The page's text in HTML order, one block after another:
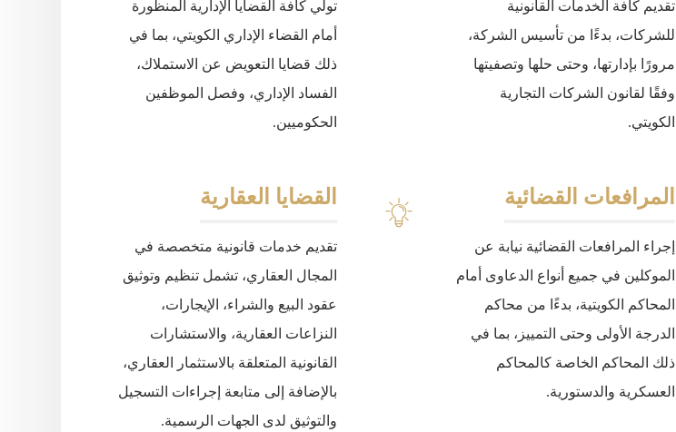
تولي كافة القضايا الإدارية المنظورة
أمام القضاء الإداري الكويتي، بما في
ذلك قضايا التعويض عن الاستملاك،
الفساد الإداري، وفصل الموظفين
الحكوميين.
تقديم كافة الخدمات القانونية
للشركات، بدءًا من تأسيس الشركة،
مرورًا بإدارتها، وحتى حلها وتصفيتها
وفقًا لقانون الشركات التجارية
الكويتي.
القضايا العقارية
تقديم خدمات قانونية متخصصة في
المجال العقاري، تشمل تنظيم وتوثيق
عقود البيع والشراء، الإيجارات،
النزاعات العقارية، والاستشارات
القانونية المتعلقة بالاستثمار العقاري،
بالإضافة إلى متابعة إجراءات التسجيل
والتوثيق لدى الجهات الرسمية.
المرافعات القضائية
إجراء المرافعات القضائية نيابة عن
الموكلين في جميع أنواع الدعاوى أمام
المحاكم الكويتية، بدءًا من محاكم
الدرجة الأولى وحتى التمييز، بما في
ذلك المحاكم الخاصة كالمحاكم
العسكرية والدستورية.